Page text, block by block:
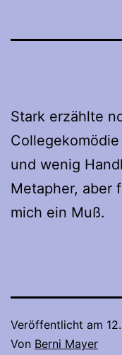
Stark erzählte
und wenig
Metapher, aber
mich ein Muß.
Veröffentlicht am
Von Berni Mayer